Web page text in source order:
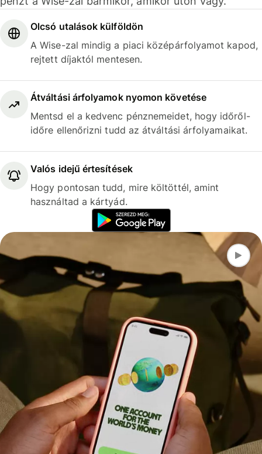
Olcsó utalások külföldön
A Wise-zal mindig a piaci középárfolyamot kapod,
rejtett díjaktól mentesen.
Átváltási árfolyamok nyomon követése
Mentsd el a kedvenc pénznemeidet, hogy időről-
időre ellenőrizni tudd az átváltási árfolyamaikat.
Valós idejű értesítések
Hogy pontosan tudd, mire költöttél, amint
használtad a kártyád.